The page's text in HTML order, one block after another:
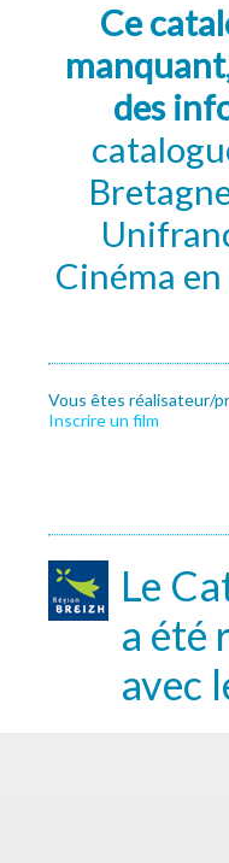
Ce
des
Cinéma
Vous êtes réalisateur/
Inscrire un film
Le
a été
avec